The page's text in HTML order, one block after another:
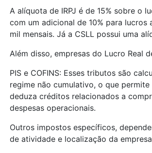
A alíquota de IRPJ é de 15% sobre o
com um adicional de 10% para lucros
mil mensais. Já a CSLL possui uma
Além disso, empresas do Lucro Real
PIS e COFINS: Esses tributos são
regime não cumulativo, o que permite
deduza créditos relacionados a
despesas operacionais.
Outros impostos específicos,
de atividade e localização da